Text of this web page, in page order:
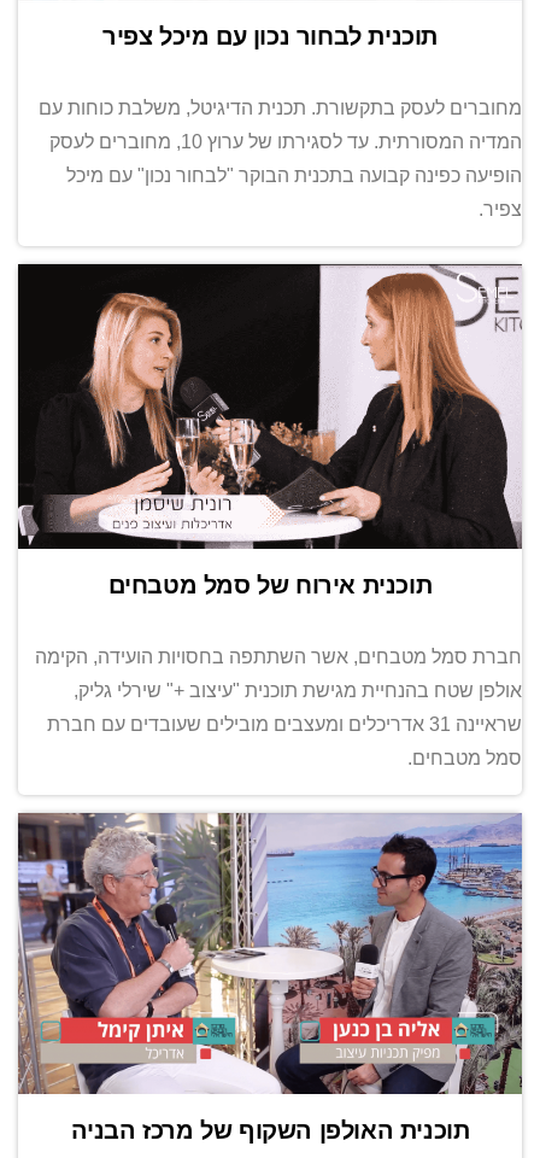
תוכנית לבחור נכון עם מיכל צפיר
מחוברים לעסק בתקשורת. תכנית הדיגיטל, משלבת כוחות עם
המדיה המסורתית. עד לסגירתו של ערוץ 10, מחוברים לעסק
הופיעה כפינה קבועה בתכנית הבוקר "לבחור נכון" עם מיכל
צפיר.
תוכנית אירוח של סמל מטבחים
חברת סמל מטבחים, אשר השתתפה בחסויות הועידה, הקימה
אולפן שטח בהנחיית מגישת תוכנית "עיצוב +" שירלי גליק,
שראיינה 31 אדריכלים ומעצבים מובילים שעובדים עם חברת
סמל מטבחים.
תוכנית האולפן השקוף של מרכז הבניה